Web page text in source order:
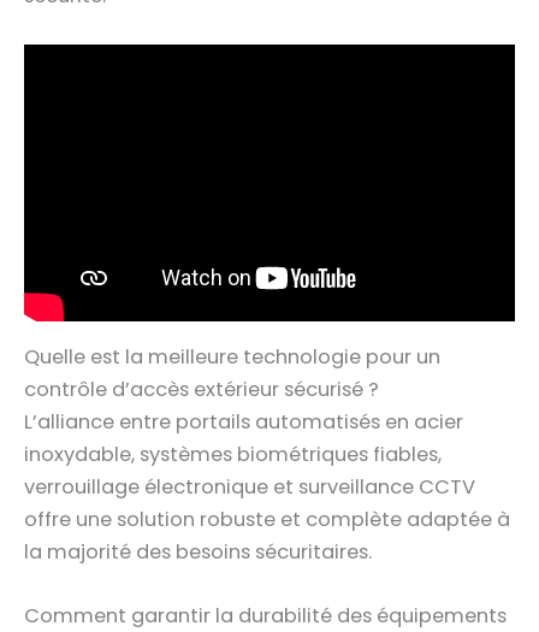
Quelle est la meilleure technologie pour un
contrôle d’accès extérieur sécurisé ?
L’alliance entre portails automatisés en acier
inoxydable, systèmes biométriques fiables,
verrouillage électronique et surveillance CCTV
offre une solution robuste et complète adaptée à
la majorité des besoins sécuritaires.
Comment garantir la durabilité des équipements